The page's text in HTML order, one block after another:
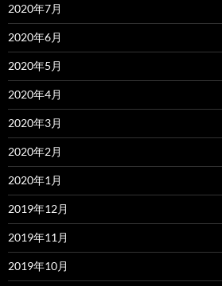
2020年7月
2020年6月
2020年5月
2020年4月
2020年3月
2020年2月
2020年1月
2019年12月
2019年11月
2019年10月